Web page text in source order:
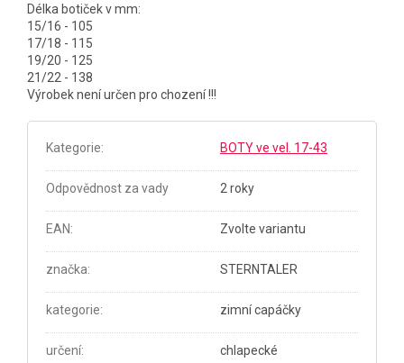
Délka botiček v mm:
15/16 - 105
17/18 - 115
19/20 - 125
21/22 - 138
Výrobek není určen pro chození !!!
Kategorie: BOTY ve vel. 17-43
Odpovědnost za vady 2 roky
EAN: Zvolte variantu
značka: STERNTALER
kategorie: zimní capáčky
určení: chlapecké